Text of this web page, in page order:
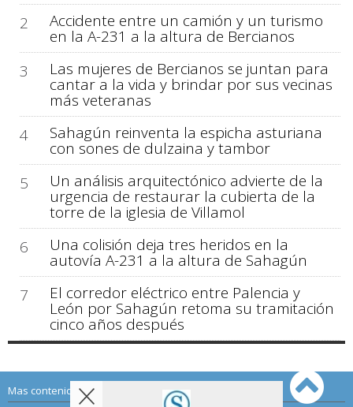
2
Accidente entre un camión y un turismo
en la A-231 a la altura de Bercianos
3
Las mujeres de Bercianos se juntan para
cantar a la vida y brindar por sus vecinas
más veteranas
4
Sahagún reinventa la espicha asturiana
con sones de dulzaina y tambor
5
Un análisis arquitectónico advierte de la
urgencia de restaurar la cubierta de la
torre de la iglesia de Villamol
6
Una colisión deja tres heridos en la
autovía A-231 a la altura de Sahagún
7
El corredor eléctrico entre Palencia y
León por Sahagún retoma su tramitación
cinco años después
Mas contenido de Sahagún Digital: